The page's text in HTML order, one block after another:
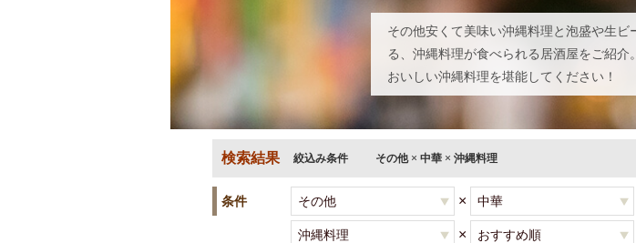
その他安くて美味い沖縄料理と泡盛や生
る、沖縄料理が食べられる居酒屋をご紹介
おいしい沖縄料理を堪能してください！
検索結果 絞込み条件 その他× 中華 × 沖縄料理
条件 ×
×